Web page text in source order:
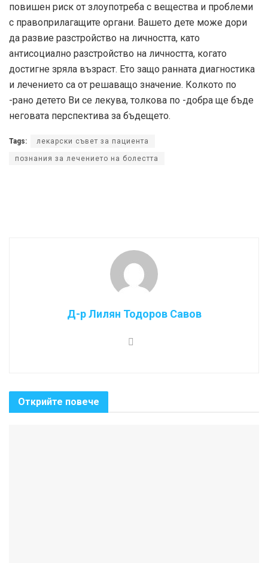
повишен риск от злоупотреба с вещества и проблеми
с правоприлагащите органи. Вашето дете може дори
да развие разстройство на личността, като
антисоциално разстройство на личността, когато
достигне зряла възраст. Ето защо ранната диагностика
и лечението са от решаващо значение. Колкото по
-рано детето Ви се лекува, толкова по -добра ще бъде
неговата перспектива за бъдещето.
Tags: лекарски съвет за пациента
познания за лечението на болестта
Д-р Лилян Тодоров Савов
Открийте повече